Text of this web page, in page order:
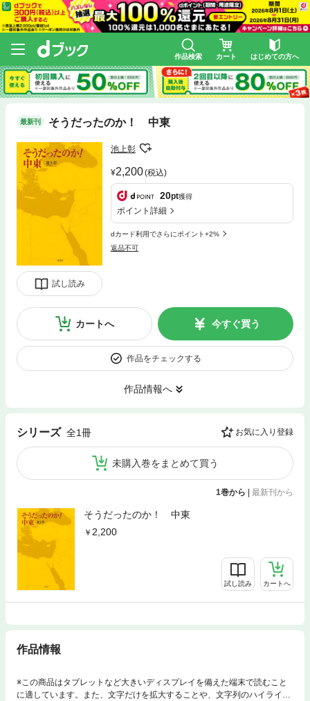
作品検索 カート はじめての方へ
最新刊 そうだったのか！ 中東
試し読み
池上彰
2,200(税込)
20pt獲得
ポイント詳細
dカード利用でさらにポイント+2%
返品不可
カートへ 今すぐ買う
作品をチェックする
作品情報へ
シリーズ 全1冊 お気に入り登録
未購入巻をまとめて買う
1巻から | 最新刊から
そうだったのか！ 中東
2,200
試し読み カートへ
作品情報
※この商品はタブレットなど大きいディスプレイを備えた端末で読むこと
に適しています。また、文字だけを拡大することや、文字列のハイライ